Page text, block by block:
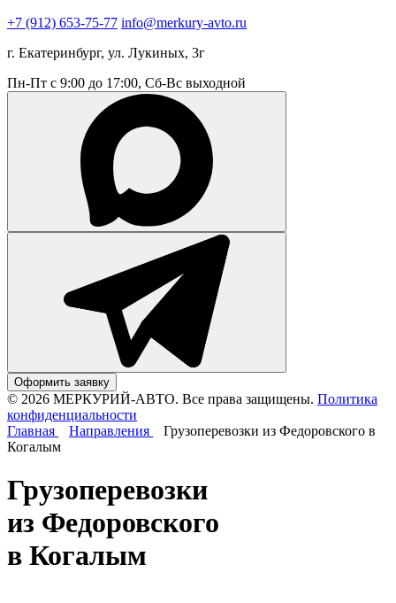
+7 (912) 653-75-77 info@merkury-avto.ru
г. Екатеринбург, ул. Лукиных, 3г
Пн-Пт с 9:00 до 17:00, Сб-Вс выходной
Оформить заявку
© 2026 МЕРКУРИЙ-АВТО. Все права защищены. Политика
конфиденциальности
Главная
Направления
Грузоперевозки из Федоровского в
Когалым
Грузоперевозки
из Федоровского
в Когалым